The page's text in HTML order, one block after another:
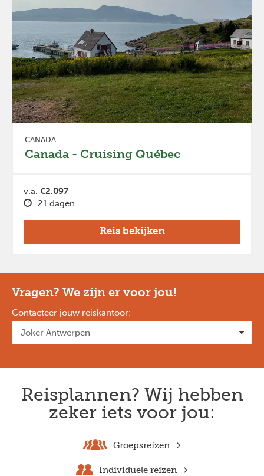
CANADA
Canada - Cruising Québec
v.a. €2.097
21 dagen
Reis bekijken
Vragen? We zijn er voor jou!
Contacteer jouw reiskantoor:
Reisplannen? Wij hebben
zeker iets voor jou:
Groepsreizen
Individuele reizen